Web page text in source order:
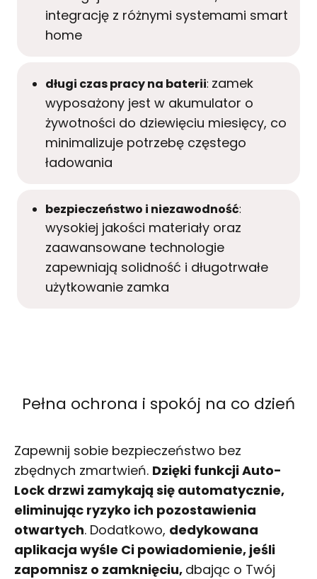
integrację z różnymi systemami smart
home
długi czas pracy na baterii: zamek
wyposażony jest w akumulator o
żywotności do dziewięciu miesięcy, co
minimalizuje potrzebę częstego
ładowania
bezpieczeństwo i niezawodność:
wysokiej jakości materiały oraz
zaawansowane technologie
zapewniają solidność i długotrwałe
użytkowanie zamka
Pełna ochrona i spokój na co dzień
Zapewnij sobie bezpieczeństwo bez
zbędnych zmartwień. Dzięki funkcji Auto-
Lock drzwi zamykają się automatycznie,
eliminując ryzyko ich pozostawienia
otwartych. Dodatkowo, dedykowana
aplikacja wyśle Ci powiadomienie, jeśli
zapomnisz o zamknięciu, dbając o Twój